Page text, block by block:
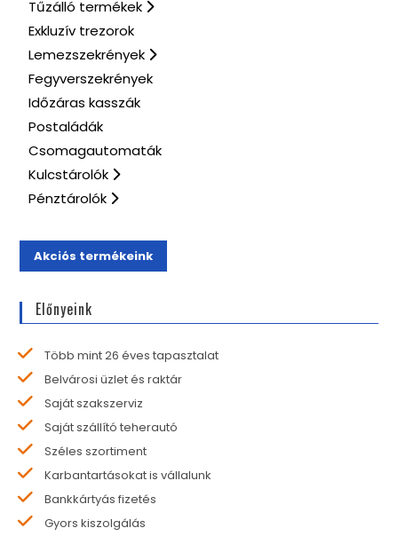
Tűzálló termékek
Exkluzív trezorok
Lemezszekrények
Fegyverszekrények
Időzáras kasszák
Postaládák
Csomagautomaták
Kulcstárolók
Pénztárolók
Akciós termékeink
Előnyeink
Több mint 26 éves tapasztalat
Belvárosi üzlet és raktár
Saját szakszerviz
Saját szállító teherautó
Széles szortiment
Karbantartásokat is vállalunk
Bankkártyás fizetés
Gyors kiszolgálás